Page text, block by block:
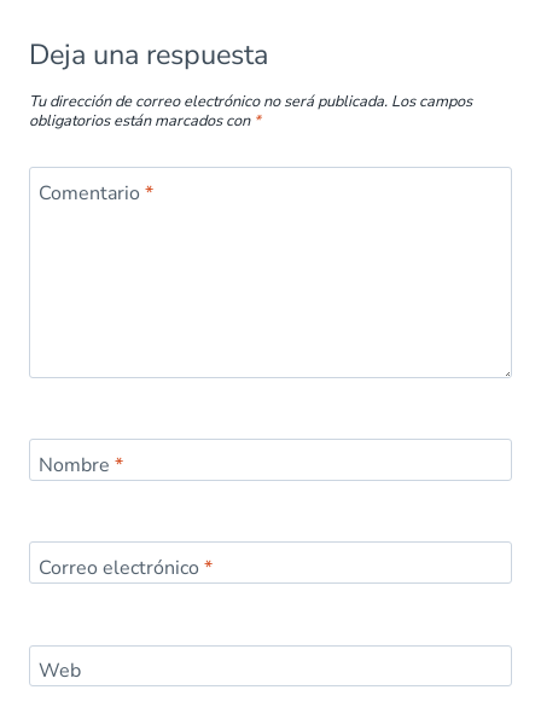
Deja una respuesta
Tu dirección de correo electrónico no será publicada. Los campos
obligatorios están marcados con *
Comentario *
Nombre *
Correo electrónico *
Web